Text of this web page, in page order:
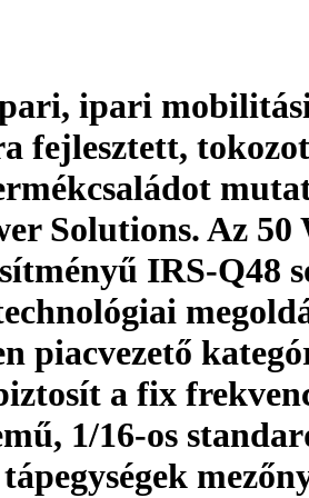
ipari
fejlesztett,
Solutions. Az 50
IRS-Q48
piacvezető
a fix
1/16-os